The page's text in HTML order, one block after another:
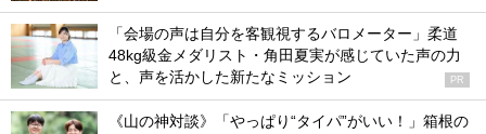
「会場の声は自分を客観視するバロメーター」柔道
48kg級金メダリスト・角田夏実が感じていた声の力
と、声を活かした新たなミッション
PR
《山の神対談》「やっぱり“タイパ”がいい！」箱根の